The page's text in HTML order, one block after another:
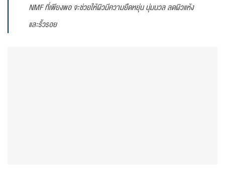
NMF ที่เพียงพอ จะช่วยให้ผิวมีความยืดหยุ่น นุ่มนวล ลดผิวแห้ง
และริ้วรอย